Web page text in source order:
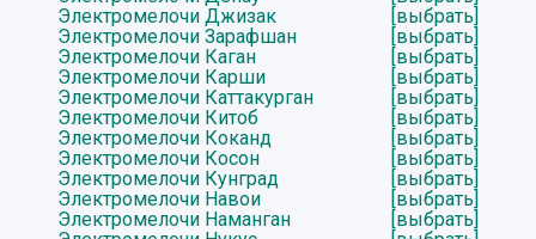
Электромелочи Джизак
[выбрать]
Электромелочи Зарафшан
[выбрать]
Электромелочи Каган
[выбрать]
Электромелочи Карши
[выбрать]
Электромелочи Каттакурган
[выбрать]
Электромелочи Китоб
[выбрать]
Электромелочи Коканд
[выбрать]
Электромелочи Косон
[выбрать]
Электромелочи Кунград
[выбрать]
Электромелочи Навои
[выбрать]
Электромелочи Наманган
[выбрать]